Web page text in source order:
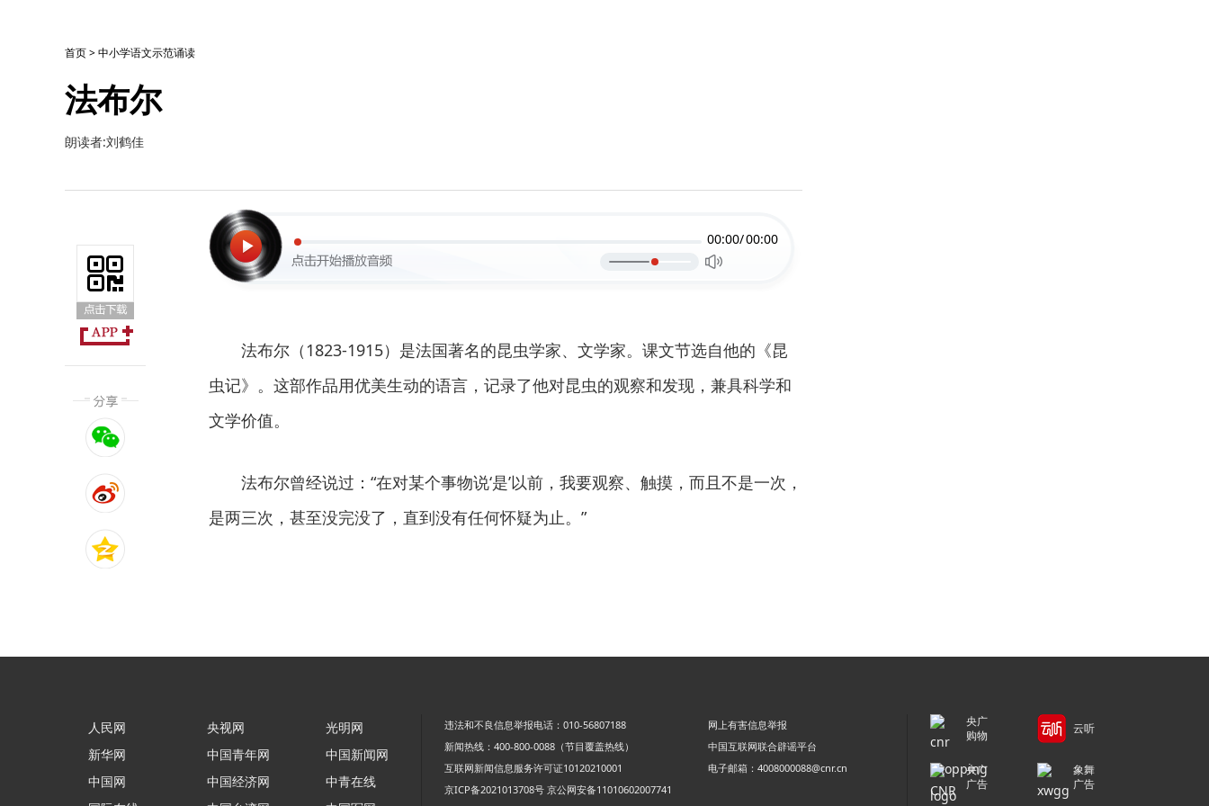
首页>中小学语文示范诵读
法布尔
朗读者:刘鹤佳
00:00/00:00
法布尔（1823-1915）是法国著名的昆虫学家、文学家。课文节选自他的《昆
虫记》。这部作品用优美生动的语言，记录了他对昆虫的观察和发现，兼具科学和
文学价值。
法布尔曾经说过：“在对某个事物说‘是’以前，我要观察、触摸，而且不是一次，
是两三次，甚至没完没了，直到没有任何怀疑为止。”
人民网
新华网
中国网
央视网
中国青年网
中国经济网
光明网
中国新闻网
中青在线
违法和不良信息举报电话：010-56807188
网上有害信息举报
新闻热线：400-800-0088（节目覆盖热线）
中国互联网联合辟谣平台
互联网新闻信息服务许可证10120210001
电子邮箱：4008000088@cnr.cn
京ICP备2021013708号 京公网安备11010602007741
央广
购物
云听
央广
广告
象舞
广告